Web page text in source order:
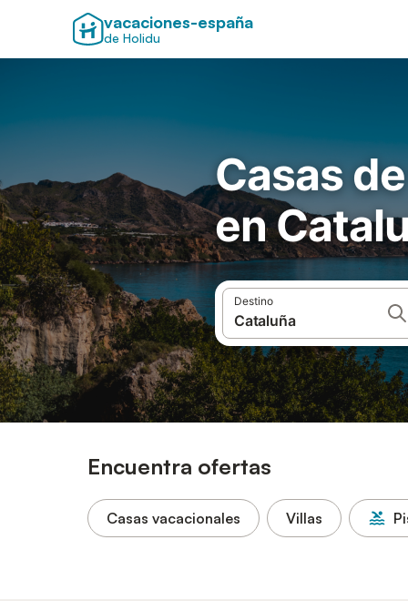
vacaciones-españa
de Holidu
Casas
en
Destino
Encuentra ofertas
Casas vacacionales Villas